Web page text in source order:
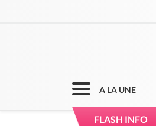
A LA UNE
FLASH INFO